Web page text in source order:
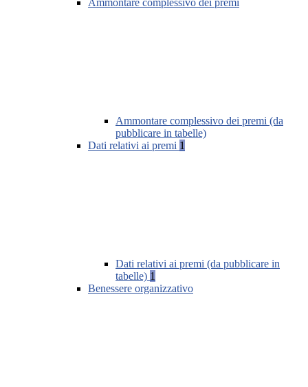
Ammontare complessivo dei premi
Ammontare complessivo dei premi (da
pubblicare in tabelle)
Dati relativi ai premi 1
Dati relativi ai premi (da pubblicare in
tabelle) 1
Benessere organizzativo